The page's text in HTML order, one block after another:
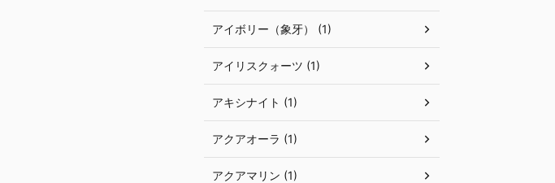
アイボリー（象牙） (1)
アイリスクォーツ (1)
アキシナイト (1)
アクアオーラ (1)
アクアマリン (1)